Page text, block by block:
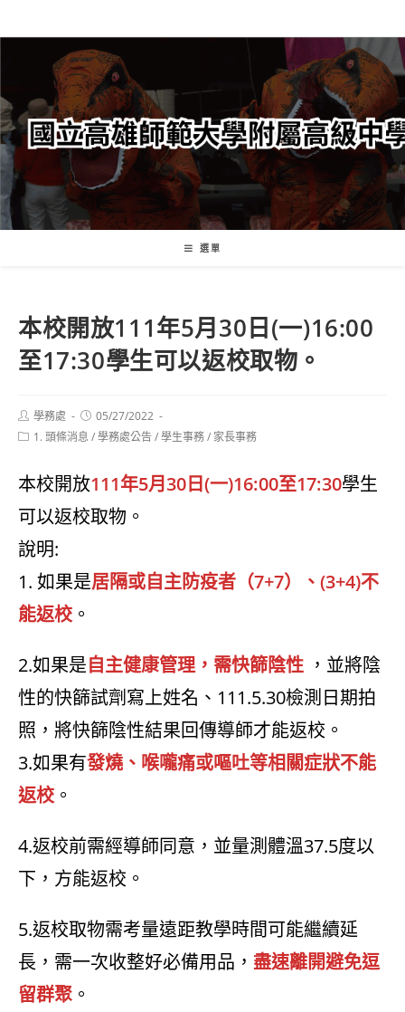
轉
要
內
容
選單
本校開放111年5月30日(一)16:00
至17:30學生可以返校取物。
Post
author:
學務處
Post
published:
05/27/2022
Post1. 頭條消息 /學務處公告/學生事務/ 家長事務
本校開放111年5月30日(一)16:00至17:30學生
可以返校取物。
說明:
1. 如果是居隔或自主防疫者（7+7）、(3+4)不
能返校。
2.如果是自主健康管理，需快篩陰性 ，並將陰
性的快篩試劑寫上姓名、111.5.30檢測日期拍
照，將快篩陰性結果回傳導師才能返校。
3.如果有發燒、喉嚨痛或嘔吐等相關症狀不能
返校。
4.返校前需經導師同意，並量測體溫37.5度以
下，方能返校。
5.返校取物需考量遠距教學時間可能繼續延
長，需一次收整好必備用品， 盡速離開避免逗
留群聚 。